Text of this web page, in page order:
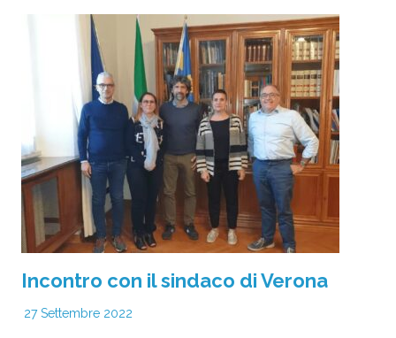
Incontro con il sindaco di Verona
27 Settembre 2022